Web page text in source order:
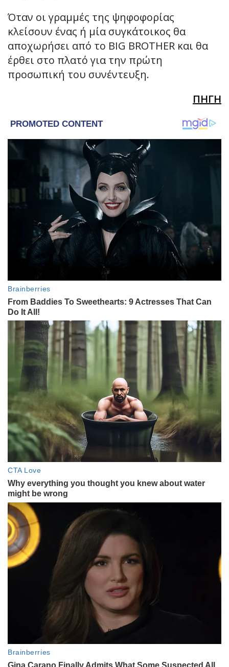
Όταν οι γραμμές της ψηφοφορίας
κλείσουν ένας ή μία συγκάτοικος θα
αποχωρήσει από το BIG BROTHER και θα
έρθει στο πλατό για την πρώτη
προσωπική του συνέντευξη.
ΠΗΓΗ